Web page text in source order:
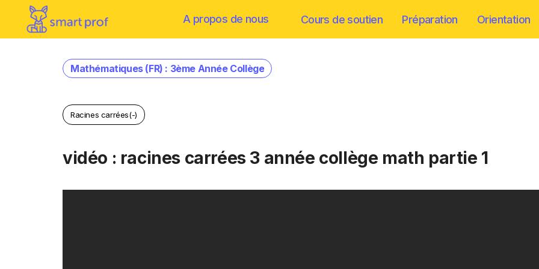
A propos de nous Cours de soutien Préparation Orientation
Mathématiques (FR) : 3ème Année Collège
Racines carrées(-)
vidéo : racines carrées 3 année collège math partie 1